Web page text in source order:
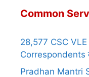
Common
28,577 CSC
Correspondents
Pradhan Mantri